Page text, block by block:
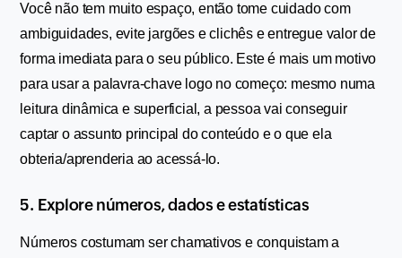
Você não tem muito espaço, então tome cuidado com
ambiguidades, evite jargões e clichês e entregue valor de
forma imediata para o seu público. Este é mais um motivo
para usar a palavra-chave logo no começo: mesmo numa
leitura dinâmica e superficial, a pessoa vai conseguir
captar o assunto principal do conteúdo e o que ela
obteria/aprenderia ao acessá-lo.
5. Explore números, dados e estatísticas
Números costumam ser chamativos e conquistam a